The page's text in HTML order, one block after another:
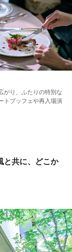
がり、ふたりの特別な
トブッフェや再入場演
と共に、どこか